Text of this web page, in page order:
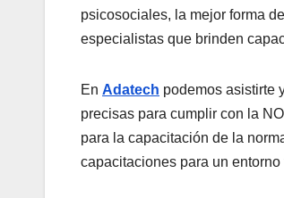
psicosociales, la mejor forma
especialistas que brinden
En Adatech podemos asistirte
precisas para cumplir con la
para la capacitación de la
capacitaciones para un